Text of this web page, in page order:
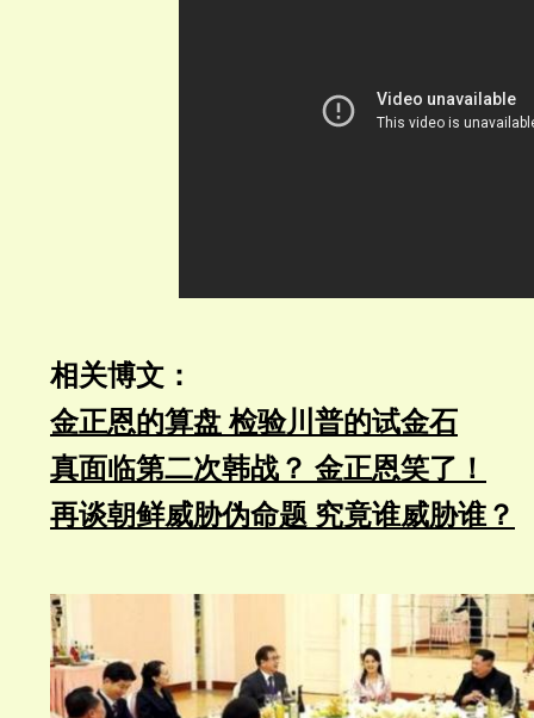
相关博文：
金正恩的算盘 检验川普的试金石
真面临第二次韩战？ 金正恩笑了！
再谈朝鲜威胁伪命题 究竟谁威胁谁？